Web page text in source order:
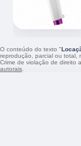
O conteúdo do texto "
reprodução, parcial ou total,
Crime de violação de direito
autorais